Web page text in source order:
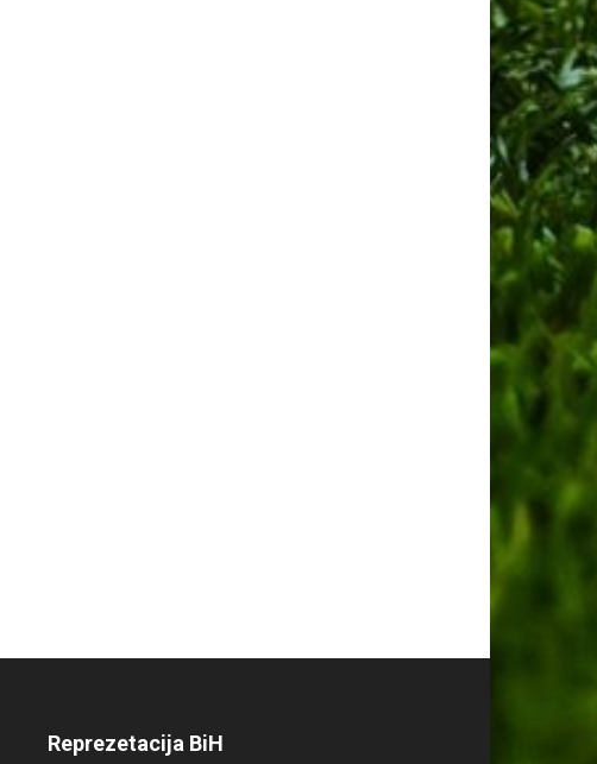
Reprezetacija BiH